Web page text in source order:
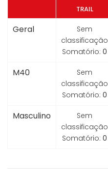
TRAIL
Geral
Sem
classificação
Somatório: 0
M40
Sem
classificação
Somatório: 0
Masculino
Sem
classificação
Somatório: 0